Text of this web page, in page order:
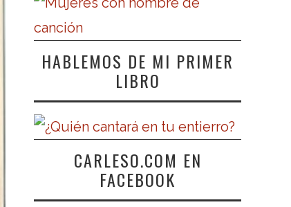
HABLEMOS DE MI PRIMER
LIBRO
CARLESO.COM EN
FACEBOOK